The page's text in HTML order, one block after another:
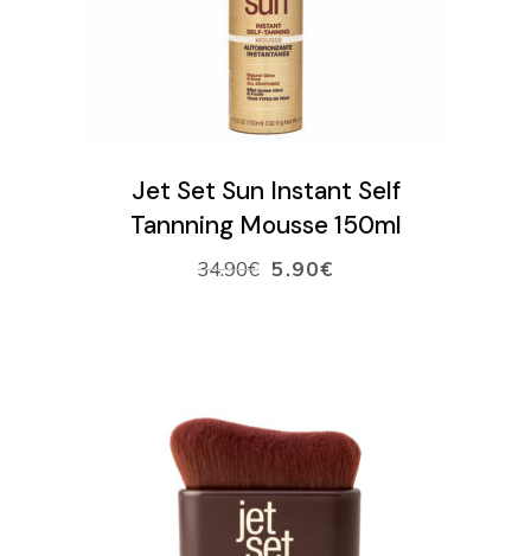
LISÄÄ OSTOSKORIIN
Jet Set Sun Instant Self
Tannning Mousse 150ml
34.90€ 5.90€